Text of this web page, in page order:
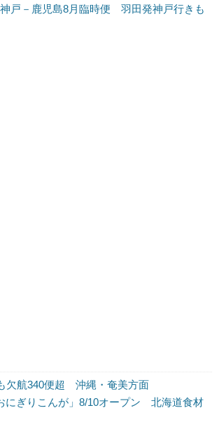
欠航340便超 沖縄・奄美方面
にぎりこんが」8/10オープン 北海道食材
戸－鹿児島8月臨時便 羽田発神戸行きも